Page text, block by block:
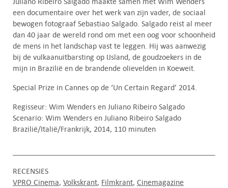
een documentaire over het werk van zijn vader, de sociaal
bewogen fotograaf Sebastiao Salgado. Salgado reist al meer
dan 40 jaar de wereld rond om met een oog voor schoonheid
de mens in het landschap vast te leggen. Hij was aanwezig
bij de vulkaanuitbarsting op IJsland, de goudzoekers in de
mijn in Brazilië en de brandende olievelden in Koeweit.
Special Prize in Cannes op de ‘Un Certain Regard’ 2014.
Regisseur: Wim Wenders en Juliano Ribeiro Salgado
Scenario: Wim Wenders en Juliano Ribeiro Salgado
Brazilië/Italië/Frankrijk, 2014, 110 minuten
RECENSIES
VPRO Cinema Volkskrant Filmkrant Cinemagazine